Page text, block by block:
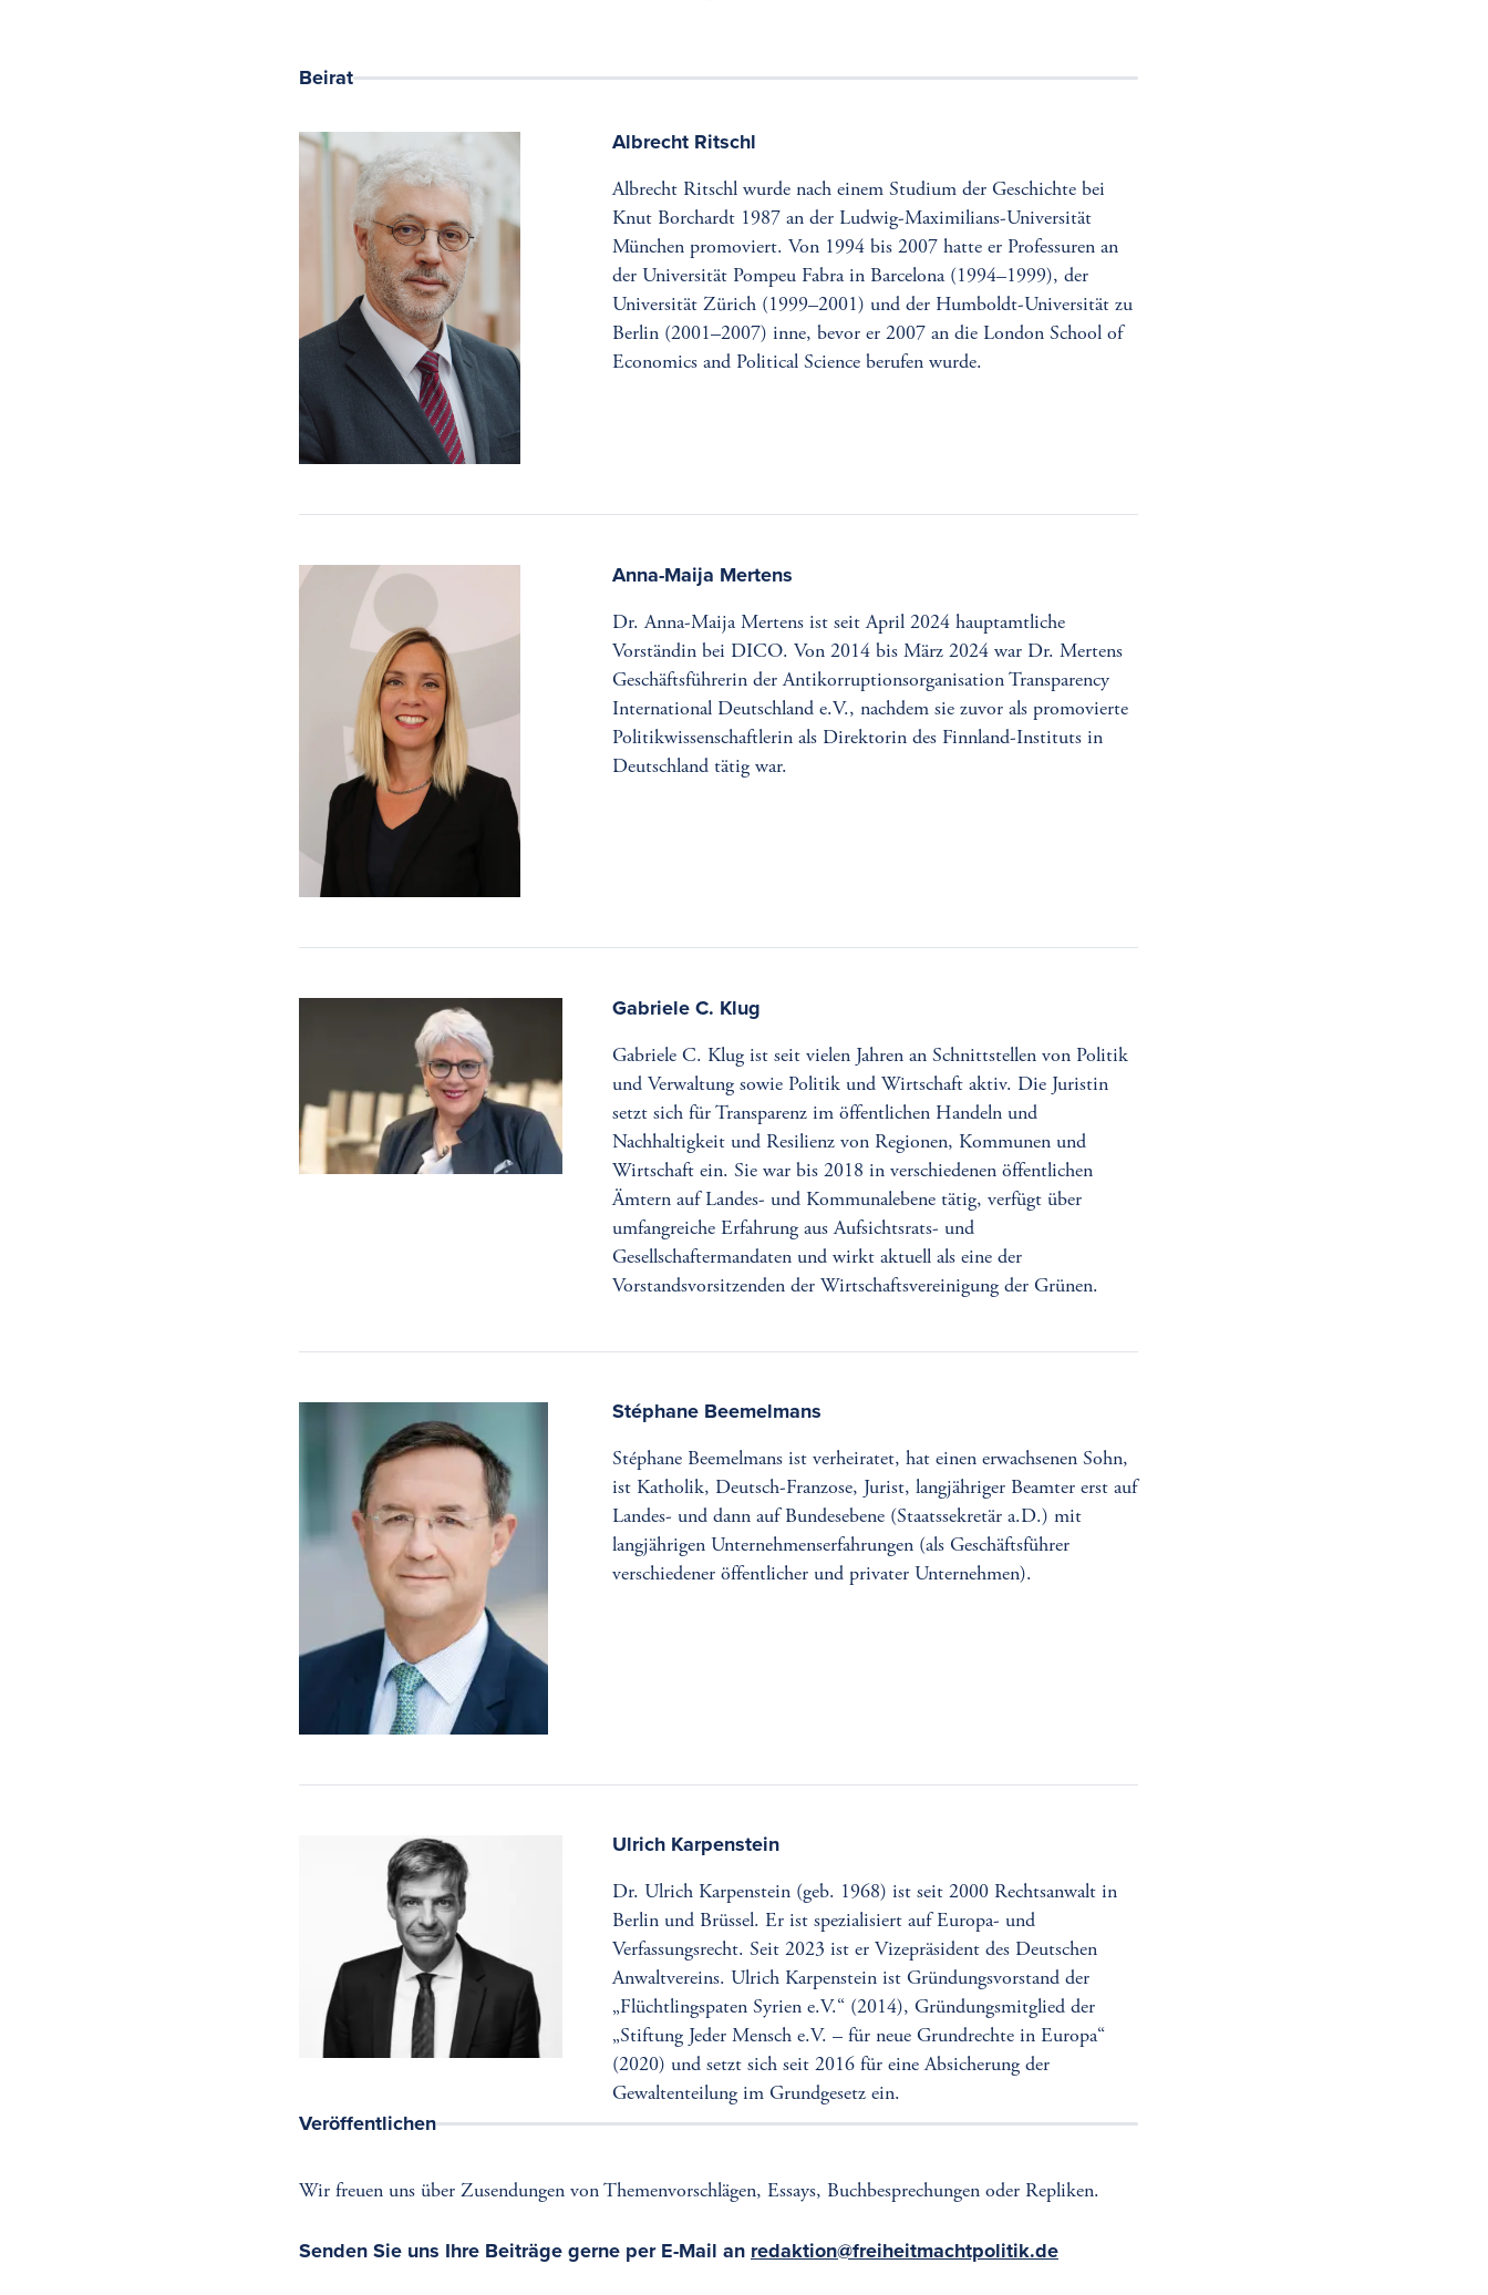
Beirat
Albrecht Ritschl
Albrecht Ritschl wurde nach einem Studium der Geschichte bei
Knut Borchardt 1987 an der Ludwig-Maximilians-Universität
München promoviert. Von 1994 bis 2007 hatte er Professuren an
der Universität Pompeu Fabra in Barcelona (1994–1999), der
Universität Zürich (1999–2001) und der Humboldt-Universität zu
Berlin (2001–2007) inne, bevor er 2007 an die London School of
Economics and Political Science berufen wurde.
Anna-Maija Mertens
Dr. Anna-Maija Mertens ist seit April 2024 hauptamtliche
Vorständin bei DICO. Von 2014 bis März 2024 war Dr. Mertens
Geschäftsführerin der Antikorruptionsorganisation Transparency
International Deutschland e.V., nachdem sie zuvor als promovierte
Politikwissenschaftlerin als Direktorin des Finnland-Instituts in
Deutschland tätig war.
Gabriele C. Klug
Gabriele C. Klug ist seit vielen Jahren an Schnittstellen von Politik
und Verwaltung sowie Politik und Wirtschaft aktiv. Die Juristin
setzt sich für Transparenz im öffentlichen Handeln und
Nachhaltigkeit und Resilienz von Regionen, Kommunen und
Wirtschaft ein. Sie war bis 2018 in verschiedenen öffentlichen
Ämtern auf Landes- und Kommunalebene tätig, verfügt über
umfangreiche Erfahrung aus Aufsichtsrats- und
Gesellschaftermandaten und wirkt aktuell als eine der
Vorstandsvorsitzenden der Wirtschaftsvereinigung der Grünen.
Stéphane Beemelmans
Stéphane Beemelmans ist verheiratet, hat einen erwachsenen Sohn,
ist Katholik, Deutsch-Franzose, Jurist, langjähriger Beamter erst auf
Landes- und dann auf Bundesebene (Staatssekretär a.D.) mit
langjährigen Unternehmenserfahrungen (als Geschäftsführer
verschiedener öffentlicher und privater Unternehmen).
Ulrich Karpenstein
Dr. Ulrich Karpenstein (geb. 1968) ist seit 2000 Rechtsanwalt in
Berlin und Brüssel. Er ist spezialisiert auf Europa- und
Verfassungsrecht. Seit 2023 ist er Vizepräsident des Deutschen
Anwaltvereins. Ulrich Karpenstein ist Gründungsvorstand der
„Flüchtlingspaten Syrien e.V.“ (2014), Gründungsmitglied der
„Stiftung Jeder Mensch e.V. – für neue Grundrechte in Europa“
(2020) und setzt sich seit 2016 für eine Absicherung der
Gewaltenteilung im Grundgesetz ein.
Veröffentlichen
Wir freuen uns über Zusendungen von Themenvorschlägen, Essays, Buchbesprechungen oder Repliken.
Senden Sie uns Ihre Beiträge gerne per E-Mail an redaktion@freiheitmachtpolitik.de